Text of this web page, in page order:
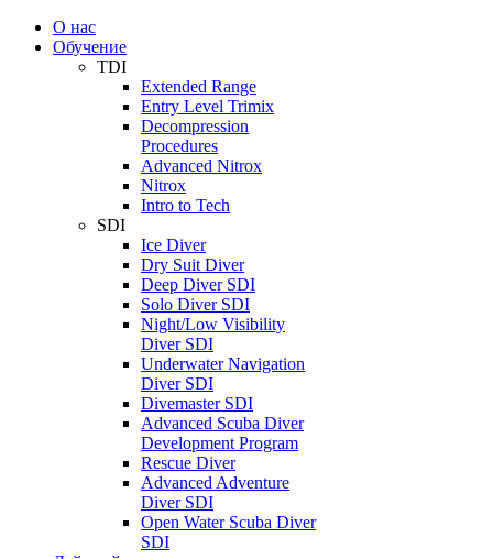
О нас
Обучение
TDI
Extended Range
Entry Level Trimix
Decompression
Procedures
Advanced Nitrox
Nitrox
Intro to Tech
SDI
Ice Diver
Dry Suit Diver
Deep Diver SDI
Solo Diver SDI
Night/Low Visibility
Diver SDI
Underwater Navigation
Diver SDI
Divemaster SDI
Advanced Scuba Diver
Development Program
Rescue Diver
Advanced Adventure
Diver SDI
Open Water Scuba Diver
SDI